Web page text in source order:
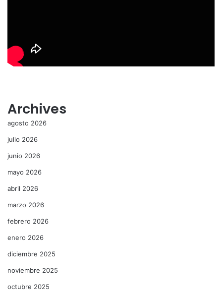
Archives
agosto 2026
julio 2026
junio 2026
mayo 2026
abril 2026
marzo 2026
febrero 2026
enero 2026
diciembre 2025
noviembre 2025
octubre 2025